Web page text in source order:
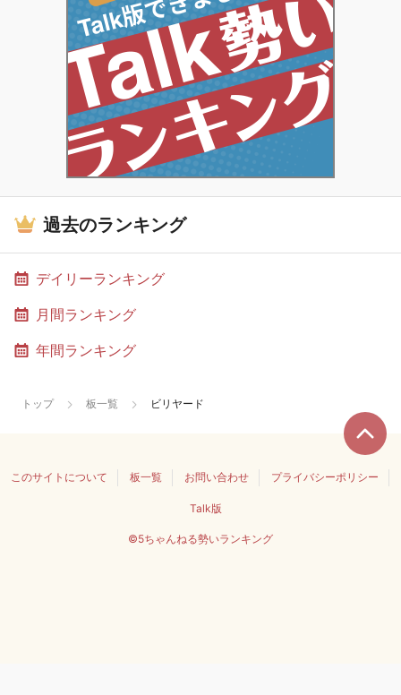
過去のランキング
デイリーランキング
月間ランキング
年間ランキング
トップ 板一覧 ビリヤード
このサイトについて 板一覧 お問い合わせ プライバシーポリシー
Talk版
©5ちゃんねる勢いランキング